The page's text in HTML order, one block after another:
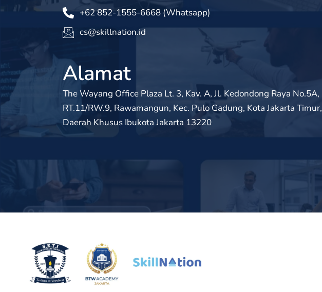
+62 852-1555-6668 (Whatsapp)
cs@skillnation.id
Alamat
The Wayang Office Plaza Lt. 3, Kav. A, Jl. Kedondong Raya No.5A,
RT.11/RW.9, Rawamangun, Kec. Pulo Gadung, Kota Jakarta Timur,
Daerah Khusus Ibukota Jakarta 13220